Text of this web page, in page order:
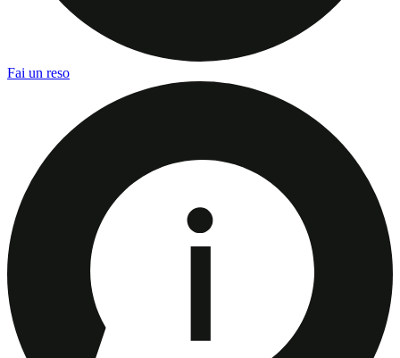
Fai un reso